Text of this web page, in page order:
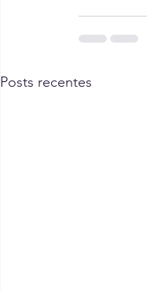
Posts recentes